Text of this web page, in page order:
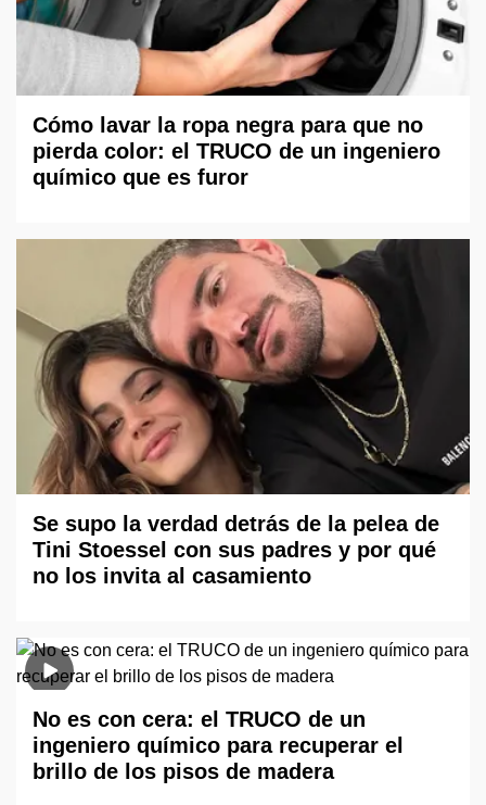
Cómo lavar la ropa negra para que no
pierda color: el TRUCO de un ingeniero
químico que es furor
Se supo la verdad detrás de la pelea de
Tini Stoessel con sus padres y por qué
no los invita al casamiento
No es con cera: el TRUCO de un
ingeniero químico para recuperar el
brillo de los pisos de madera